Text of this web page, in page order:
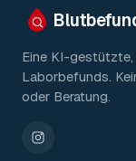
Eine KI-gestützte,
Laborbefunds.
oder Beratung.